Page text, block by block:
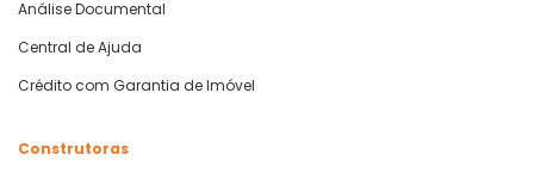
Análise Documental
Central de Ajuda
Crédito com Garantia de Imóvel
Construtoras